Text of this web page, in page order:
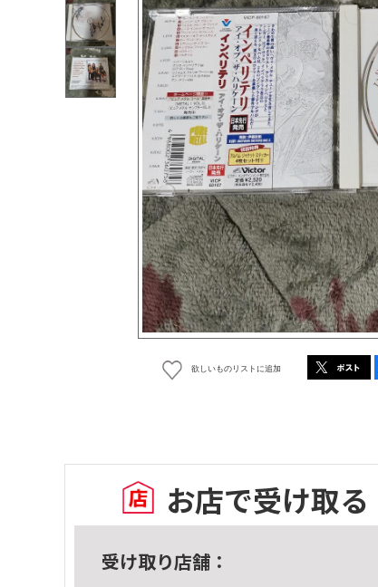
欲しいものリストに追加
お店で受け取る
受け取り店舗：